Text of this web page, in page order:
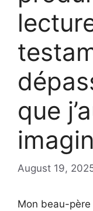
que
August 19,
Mon beau-père